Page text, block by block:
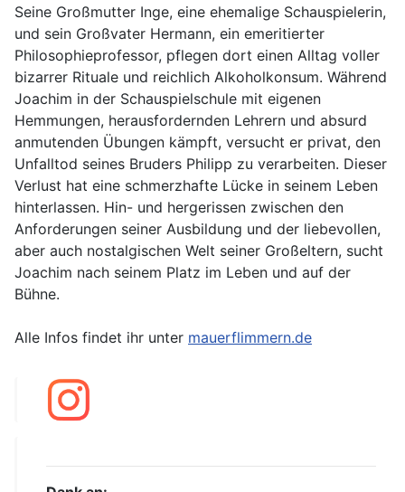
Seine Großmutter Inge, eine ehemalige Schauspielerin,
und sein Großvater Hermann, ein emeritierter
Philosophieprofessor, pflegen dort einen Alltag voller
bizarrer Rituale und reichlich Alkoholkonsum. Während
Joachim in der Schauspielschule mit eigenen
Hemmungen, herausfordernden Lehrern und absurd
anmutenden Übungen kämpft, versucht er privat, den
Unfalltod seines Bruders Philipp zu verarbeiten. Dieser
Verlust hat eine schmerzhafte Lücke in seinem Leben
hinterlassen. Hin- und hergerissen zwischen den
Anforderungen seiner Ausbildung und der liebevollen,
aber auch nostalgischen Welt seiner Großeltern, sucht
Joachim nach seinem Platz im Leben und auf der
Bühne.
Alle Infos findet ihr unter mauerflimmern.de